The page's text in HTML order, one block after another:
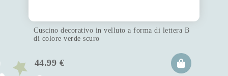
Cuscino decorativo in velluto a forma di lettera B
di colore verde scuro
44.99 €